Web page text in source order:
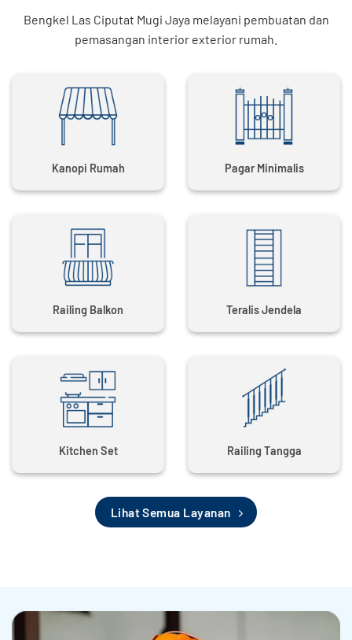
Bengkel Las Ciputat Mugi Jaya melayani pembuatan dan
pemasangan interior exterior rumah.
Kanopi Rumah Pagar Minimalis
Railing Balkon Teralis Jendela
Kitchen Set Railing Tangga
Lihat Semua Layanan